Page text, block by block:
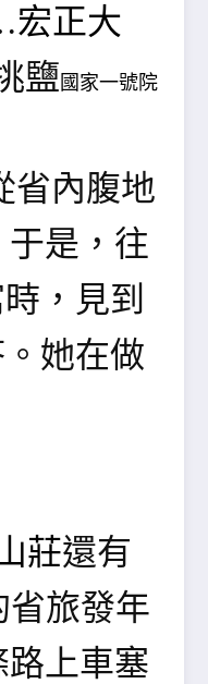
宏正大
鹽國家一號院
省內腹地
是，往
，見到
她在做
莊還有
省旅發年
上車塞